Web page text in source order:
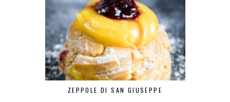
ZEPPOLE DI SAN GIUSEPPE